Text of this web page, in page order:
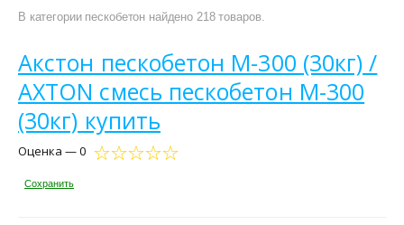
В категории пескобетон найдено 218 товаров.
Акстон пескобетон М-300 (30кг) /
AXTON смесь пескобетон М-300
(30кг) купить
Оценка — 0
Сохранить